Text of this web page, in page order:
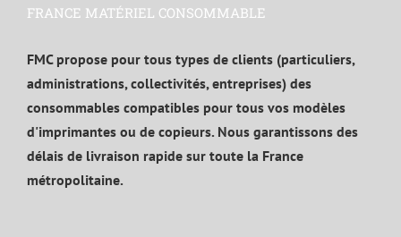
FRANCE MATÉRIEL CONSOMMABLE
FMC propose pour tous types de clients (particuliers,
administrations, collectivités, entreprises) des
consommables compatibles pour tous vos modèles
d'imprimantes ou de copieurs. Nous garantissons des
délais de livraison rapide sur toute la France
métropolitaine.